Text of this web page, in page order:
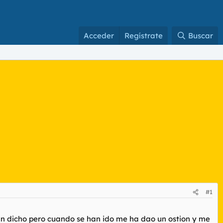
Acceder Regístrate Buscar
#1
dicho pero cuando se han ido me ha dao un ostion y me